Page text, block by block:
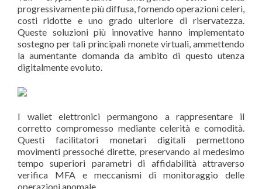
progressivamente più diffusa, fornendo operazioni celeri,
costi ridotte e uno grado ulteriore di riservatezza.
Queste soluzioni più innovative hanno implementato
sostegno per tali principali monete virtuali, ammettendo
la aumentante domanda da ambito di questo utenza
digitalmente evoluto.
I wallet elettronici permangono a rappresentare il
corretto compromesso mediante celerità e comodità.
Questi facilitatori monetari digitali permettono
movimenti pressoché dirette, preservando al medesimo
tempo superiori parametri di affidabilità attraverso
verifica MFA e meccanismi di monitoraggio delle
operazioni anomale.